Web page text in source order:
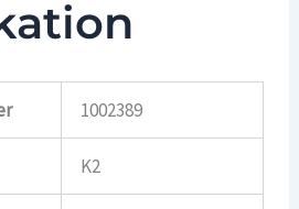
1002389
K2